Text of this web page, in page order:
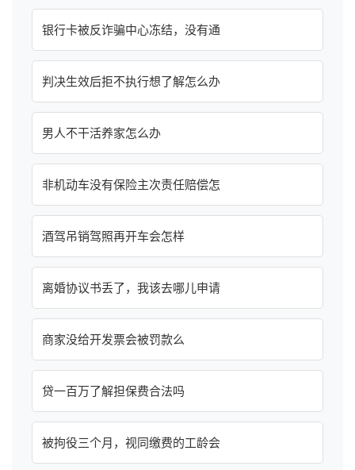
银行卡被反诈骗中心冻结，没有通
判决生效后拒不执行想了解怎么办
男人不干活养家怎么办
非机动车没有保险主次责任赔偿怎
酒驾吊销驾照再开车会怎样
离婚协议书丢了，我该去哪儿申请
商家没给开发票会被罚款么
贷一百万了解担保费合法吗
被拘役三个月，视同缴费的工龄会